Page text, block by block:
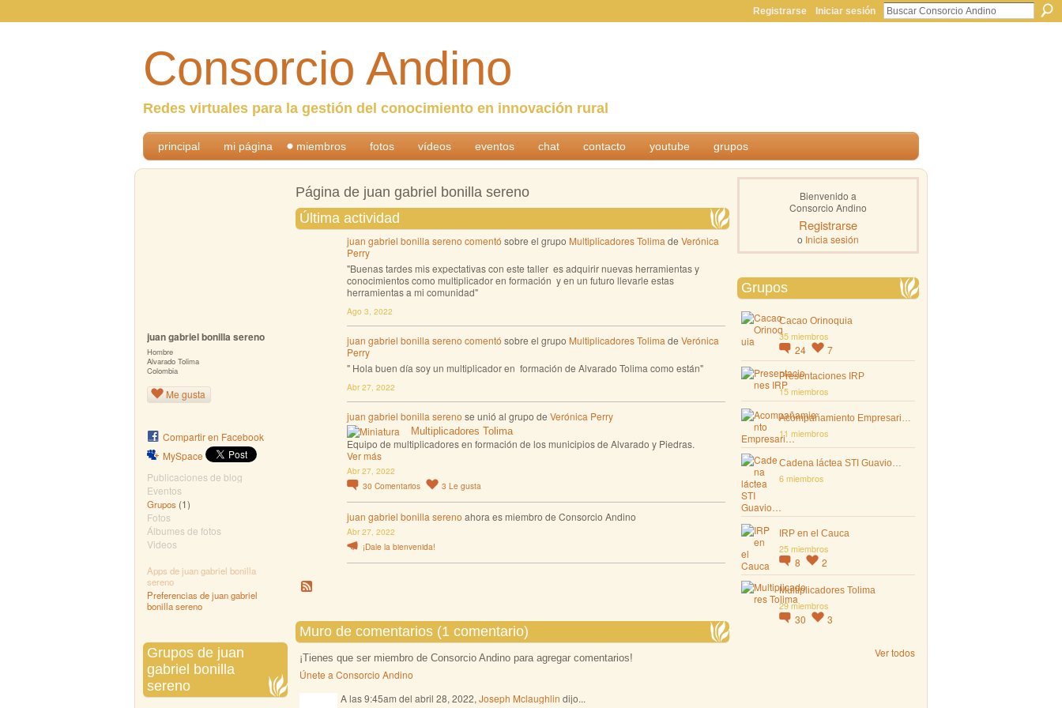
Registrarse Iniciar sesión
Consorcio Andino
Redes virtuales para la gestión del conocimiento en innovación rural
principal mi página miembros fotos vídeos eventos chat contacto youtube grupos
juan gabriel bonilla sereno
Hombre
Alvarado Tolima
Colombia
Me gusta
Compartir en Facebook
MySpace
Publicaciones de blog
Eventos
Grupos (1)
Fotos
Álbumes de fotos
Videos
Apps de juan gabriel bonilla
sereno
Preferencias de juan gabriel
bonilla sereno
Grupos de juan
gabriel bonilla
sereno
Página de juan gabriel bonilla sereno
Última actividad
juan gabriel bonilla sereno comentó sobre el grupo Multiplicadores Tolima de Verónica
Perry
"Buenas tardes mis expectativas con este taller es adquirir nuevas herramientas y
conocimientos como multiplicador en formación y en un futuro llevarle estas
herramientas a mi comunidad"
Ago 3, 2022
juan gabriel bonilla sereno comentó sobre el grupo Multiplicadores Tolima de Verónica
Perry
" Hola buen día soy un multiplicador en formación de Alvarado Tolima como están"
Abr 27, 2022
juan gabriel bonilla sereno se unió al grupo de Verónica Perry
Multiplicadores Tolima
Equipo de multiplicadores en formación de los municipios de Alvarado y Piedras.
Ver más
Abr 27, 2022
30 Comentarios 3 Le gusta
juan gabriel bonilla sereno ahora es miembro de Consorcio Andino
Abr 27, 2022
¡Dale la bienvenida!
Muro de comentarios (1 comentario)
¡Tienes que ser miembro de Consorcio Andino para agregar comentarios!
Únete a Consorcio Andino
A las 9:45am del abril 28, 2022, Joseph Mclaughlin dijo...
Bienvenido a
Consorcio Andino
Registrarse
o Inicia sesión
Grupos
Cacao Orinoquia
35 miembros
24 7
Presentaciones IRP
15 miembros
Acompañamiento Empresari…
11 miembros
Cadena láctea STI Guavio…
6 miembros
IRP en el Cauca
25 miembros
8 2
Multiplicadores Tolima
29 miembros
30 3
Ver todos